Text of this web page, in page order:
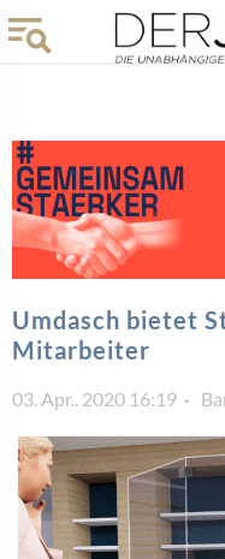
Umdasch bietet
Mitarbeiter
03. Apr.. 2020 16:19